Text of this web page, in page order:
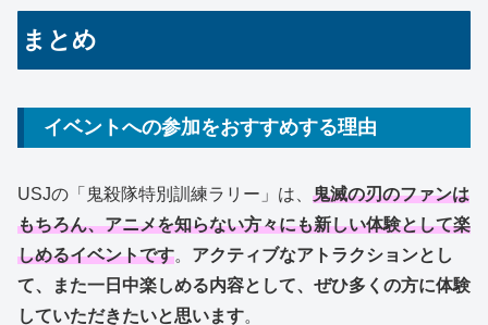
まとめ
イベントへの参加をおすすめする理由
USJの「鬼殺隊特別訓練ラリー」は、 鬼滅の刃のファンは
もちろん、アニメを知らない方々にも新しい体験として楽
しめるイベントです。 アクティブなアトラクションとし
て、また一日中楽しめる内容として、ぜひ多くの方に体験
していただきたいと思います。